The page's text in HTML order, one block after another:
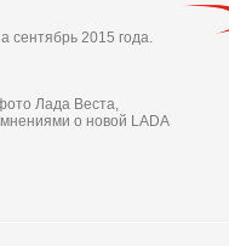
сентябрь 2015 года.
Лада Веста,
о новой LADA